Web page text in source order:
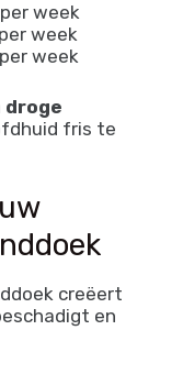
week
week
week
droge
fris te
creëert
en